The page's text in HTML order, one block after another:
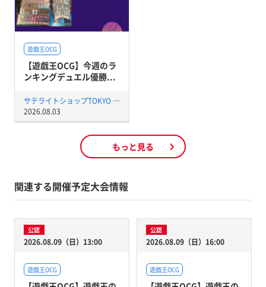
遊戯王OCG
【遊戯王OCG】今週のラ
ンキングデュエル優勝...
サテライトショップTOKYO 秋葉原店
2026.08.03
もっと見る
関連する開催予定大会情報
公認
2026.08.09（日）13:00
遊戯王OCG
公認
2026.08.09（日）16:00
遊戯王OCG